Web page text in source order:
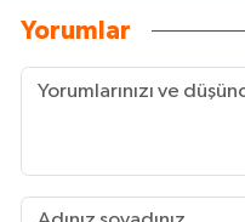
Yorumlar